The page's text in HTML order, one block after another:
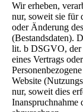
Wir erheben,
nur, soweit sie für
oder Änderung
(Bestandsdaten).
lit. b DSGVO, der
eines Vertrags
Website
nur, soweit dies
Inanspruchnahme